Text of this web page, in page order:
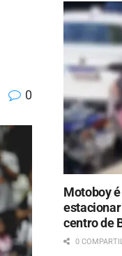
0
Motoboy
centro de
0